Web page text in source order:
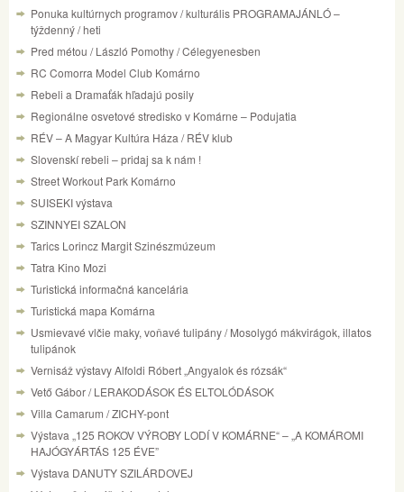
Ponuka kultúrnych programov / kulturális PROGRAMAJÁNLÓ –
týždenný / heti
Pred métou / László Pomothy / Célegyenesben
RC Comorra Model Club Komárno
Rebeli a Dramaťák hľadajú posily
Regionálne osvetové stredisko v Komárne – Podujatia
RÉV – A Magyar Kultúra Háza / RÉV klub
Slovenskí rebeli – pridaj sa k nám !
Street Workout Park Komárno
SUISEKI výstava
SZINNYEI SZALON
Tarics Lorincz Margit Szinészmúzeum
Tatra Kino Mozi
Turistická informačná kancelária
Turistická mapa Komárna
Usmievavé vlčie maky, voňavé tulipány / Mosolygó mákvirágok, illatos
tulipánok
Vernisáž výstavy Alfoldi Róbert „Angyalok és rózsák“
Vető Gábor / LERAKODÁSOK ÉS ELTOLÓDÁSOK
Villa Camarum / ZICHY-pont
Výstava „125 ROKOV VÝROBY LODÍ V KOMÁRNE“ – „A KOMÁROMI
HAJÓGYÁRTÁS 125 ÉVE”
Výstava DANUTY SZILÁRDOVEJ